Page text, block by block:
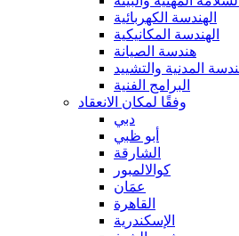
الهندسة الكهربائية
الهندسة المكانيكية
هندسة الصيانة
المدنية والتشييد
البرامج الفنية
وفقًا لمكان الانعقاد
دبي
أبو ظبي
الشارقة
كوالالمبور
عمَان
القاهرة
الإسكندرية